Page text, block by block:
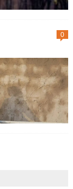
过一套房一套房子报
有人没有肉身实
慢飘移，显得神秘梦
还在想，穿黑色衣
狱天使吧。结果等
我迷惑的影像却消
只是站着一个女
通通的黑衣黑裤瘦
川发生6.8级地震，成
到。 朋友说到底是服
家静默不出门，还
。 深夜想起她的
得要命。 微博成都
人跑下楼的，结果
，紧急安全通道被
死了——房倒屋塌的
0
歌颂苦难，尤其对